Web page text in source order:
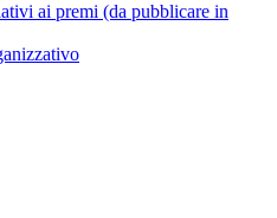
ai premi (da pubblicare in